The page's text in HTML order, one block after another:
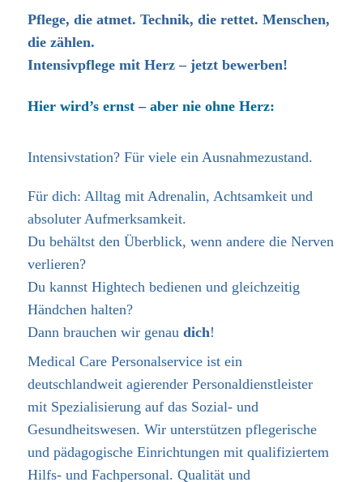
Pflege, die atmet. Technik, die rettet. Menschen,
die zählen.
Intensivpflege mit Herz – jetzt bewerben!
Hier wird’s ernst – aber nie ohne Herz:
Intensivstation? Für viele ein Ausnahmezustand.
Für dich: Alltag mit Adrenalin, Achtsamkeit und
absoluter Aufmerksamkeit.
Du behältst den Überblick, wenn andere die Nerven
verlieren?
Du kannst Hightech bedienen und gleichzeitig
Händchen halten?
Dann brauchen wir genau dich!
Medical Care Personalservice ist ein
deutschlandweit agierender Personaldienstleister
mit Spezialisierung auf das Sozial- und
Gesundheitswesen. Wir unterstützen pflegerische
und pädagogische Einrichtungen mit qualifiziertem
Hilfs- und Fachpersonal. Qualität und